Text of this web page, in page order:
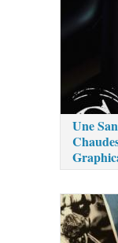
Une